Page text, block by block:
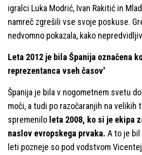
igralci Luka Modrić, Ivan Rakitić in
namreč zgrešili vse svoje poskuse.
nedvomno pokazala, kako
Leta 2012 je bila Španija označena
reprezentanca vseh časov'
Španija je bila v nogometnem svetu
moči, a tudi po razočaranjih na velikih
spremenilo leta 2008, ko si je ekipa
naslov evropskega prvaka. A to je bil
leti pozneje so pod vodstvom